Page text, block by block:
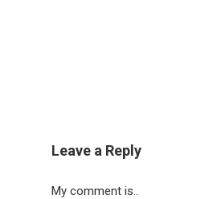
Leave a Reply
My comment is..